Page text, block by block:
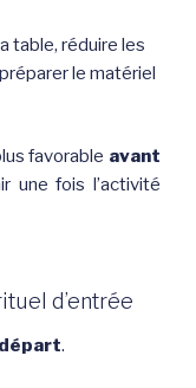
table, réduire les
le matériel
favorable avant
une fois l’activité
d’entrée
.